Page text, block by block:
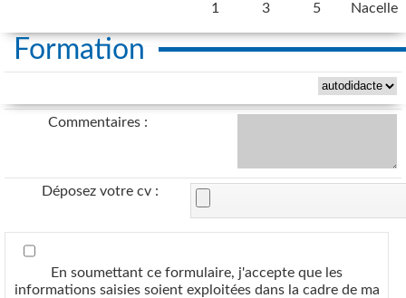
1
3 5 Nacelle
Formation
Commentaires :
Déposez votre cv :
En soumettant ce formulaire, j'accepte que les
informations saisies soient exploitées dans la cadre de ma